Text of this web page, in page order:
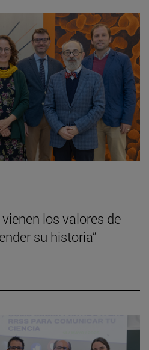
los valores de
su historia”